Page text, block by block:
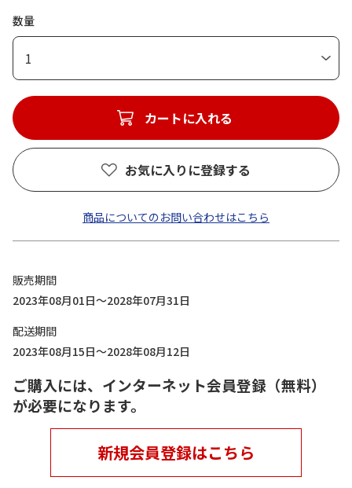
数量
1
カートに入れる
お気に入りに登録する
商品についてのお問い合わせはこちら
販売期間
2023年08月01日～2028年07月31日
配送期間
2023年08月15日～2028年08月12日
ご購入には、インターネット会員登録（無料）
が必要になります。
新規会員登録はこちら